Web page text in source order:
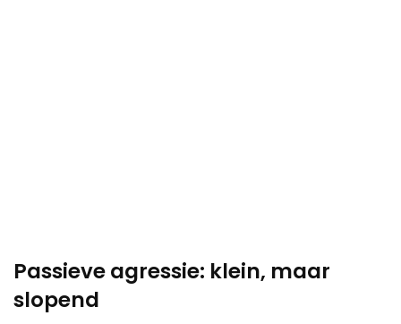
Passieve agressie: klein, maar
slopend